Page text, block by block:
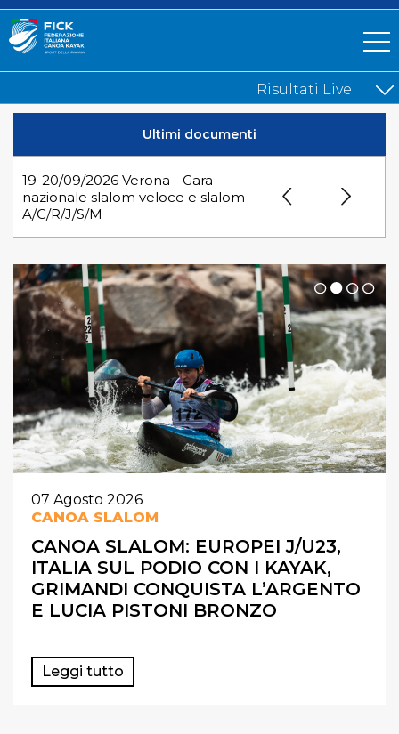
Ultimi documenti
19-20/09/2026 Verona - Gara
nazionale slalom veloce e slalom
A/C/R/J/S/M
07 Agosto 2026
CANOA SLALOM
CANOA SLALOM: EUROPEI J/U23,
ITALIA SUL PODIO CON I KAYAK,
GRIMANDI CONQUISTA L’ARGENTO
E LUCIA PISTONI BRONZO
Leggi tutto